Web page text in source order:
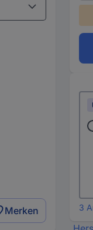
Merken 3